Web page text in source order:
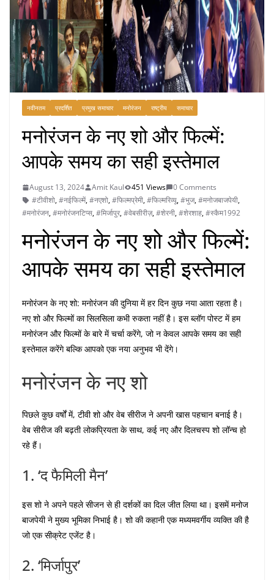
नवीनतम प्रदर्शित प्रमुख समाचार मनोरंजन राष्ट्रीय समाचार
मनोरंजन के नए शो और फिल्में:
आपके समय का सही इस्तेमाल
August 13, 2024 Amit Kaul 451 Views
0 Comments
#टीवीशो,#नईफिल्में,#नएशो,#फिल्मप्रेमी,#फिल्मरिव्यू,#भुज,#मनोजबाजपेयी,
#मनोरंजन,#मनोरंजनटिप्स,#मिर्जापुर,#वेबसीरीज़,#शेरनी,#शेरशाह,#स्कैम1992
मनोरंजन के नए शो और फिल्में:
आपके समय का सही इस्तेमाल
मनोरंजन के नए शो: मनोरंजन की दुनिया में हर दिन कुछ नया आता रहता है।
नए शो और फिल्मों का सिलसिला कभी रुकता नहीं है। इस ब्लॉग पोस्ट में हम
मनोरंजन और फिल्मों के बारे में चर्चा करेंगे, जो न केवल आपके समय का सही
इस्तेमाल करेंगे बल्कि आपको एक नया अनुभव भी देंगे।
मनोरंजन के नए शो
पिछले कुछ वर्षों में, टीवी शो और वेब सीरीज ने अपनी खास पहचान बनाई है।
वेब सीरीज की बढ़ती लोकप्रियता के साथ, कई नए और दिलचस्प शो लॉन्च हो
रहे हैं।
1. ‘द फैमिली मैन’
इस शो ने अपने पहले सीजन से ही दर्शकों का दिल जीत लिया था। इसमें मनोज
बाजपेयी ने मुख्य भूमिका निभाई है। शो की कहानी एक मध्यमवर्गीय व्यक्ति की है
जो एक सीक्रेट एजेंट है।
2. ‘मिर्जापुर’